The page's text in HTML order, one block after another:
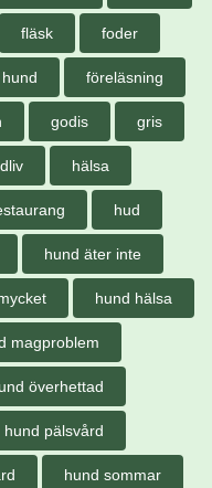
fläsk foder
föreläsning
godis gris
hälsa
hud
hund äter inte
hund hälsa
magproblem
överhettad
hund pälsvård
hund sommar